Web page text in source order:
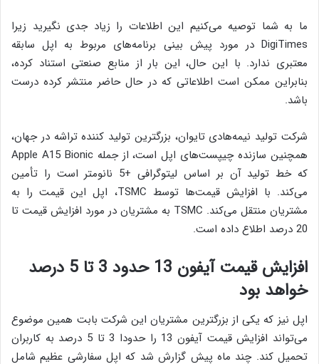
ما به شما توصیه می‌کنیم این اطلاعات را زیاد جدی نگیرید زیرا
DigiTimes در مورد پیش بینی برنامه‌های مربوط به اپل سابقه
معتبری ندارد. با این حال، این بار از منابع صنعتی استناد کرده،
بنابراین ممکن است اطلاعاتی که در حال حاضر منتشر کرده درست
باشد.
شرکت تولید نیمه‌هادی تایوان، بزرگترین تولید کننده تراشه در جهان،
همچنین سازنده چیپست‌های اپل است، از جمله Apple A15 Bionic
که خط تولید آن بر اساس لیتوگرافی +5 نانومتر است را تأمین
می‌کند. با افزایش قیمت‌ها توسط TSMC، اپل این قیمت را به
مشتریان منتقل می‌کند. TSMC به مشتریان در مورد افزایش قیمت تا
20 درصد اطلاع داده است.
افزایش قیمت آیفون 13 حدود 3 تا 5 درصد
خواهد بود
اپل نیز که یکی از بزرگترین مشتریان این شرکت بابت همین موضوع
می‌تواند افزایش قیمت آیفون 13 را حدودا 3 تا 5 درصد به کاربران
تحمیل کند. چند ماه پیش گزارش شد که اپل سفارشی عظیم شامل